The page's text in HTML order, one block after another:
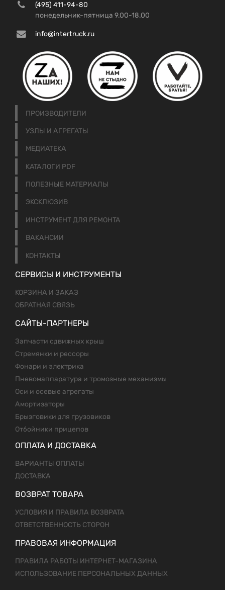
(495) 411-94-80
понедельник-пятница 9.00-18.00
info@intertruck.ru
ПРОИЗВОДИТЕЛИ
УЗЛЫ И АГРЕГАТЫ
МЕДИАТЕКА
КАТАЛОГИ PDF
ПОЛЕЗНЫЕ МАТЕРИАЛЫ
ЭКСКЛЮЗИВ
ИНСТРУМЕНТ ДЛЯ РЕМОНТА
ВАКАНСИИ
КОНТАКТЫ
СЕРВИСЫ И ИНСТРУМЕНТЫ
КОРЗИНА И ЗАКАЗ
ОБРАТНАЯ СВЯЗЬ
САЙТЫ-ПАРТНЕРЫ
Запчасти сдвижных крыш
Стремянки и рессоры
Фонари и электрика
Пневомаппаратура и тромозные механизмы
Оси и осевые агрегаты
Амортизаторы
Брызговики для грузовиков
Отбойники прицепов
ОПЛАТА И ДОСТАВКА
ВАРИАНТЫ ОПЛАТЫ
ДОСТАВКА
ВОЗВРАТ ТОВАРА
УСЛОВИЯ И ПРАВИЛА ВОЗВРАТА
ОТВЕТСТВЕННОСТЬ СТОРОН
ПРАВОВАЯ ИНФОРМАЦИЯ
ПРАВИЛА РАБОТЫ ИНТЕРНЕТ-МАГАЗИНА
ИСПОЛЬЗОВАНИЕ ПЕРСОНАЛЬНЫХ ДАННЫХ